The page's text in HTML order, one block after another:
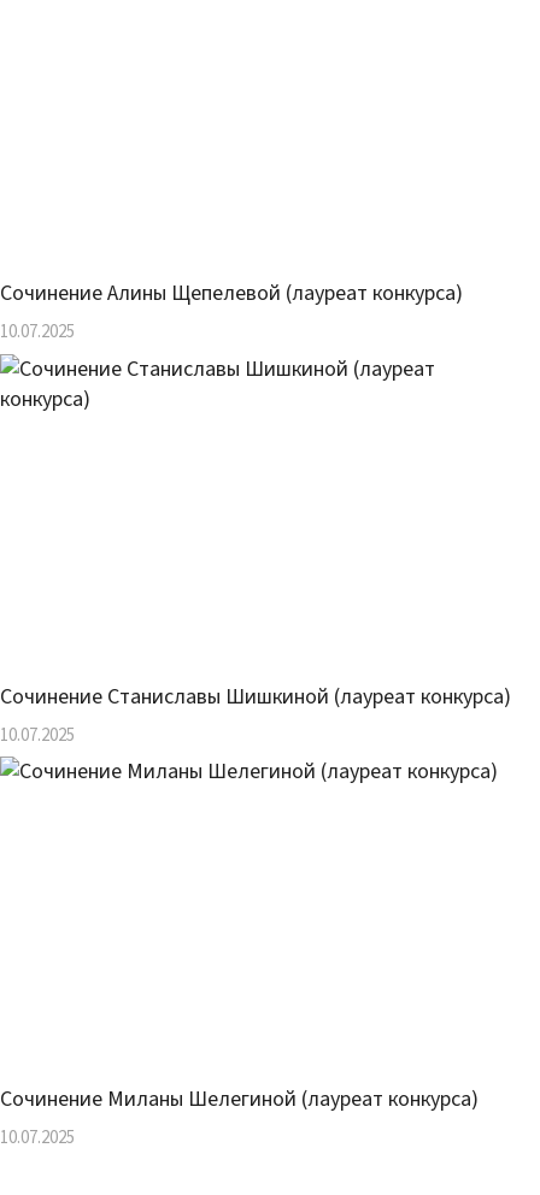
Сочинение Алины Щепелевой (лауреат конкурса)
10.07.2025
Сочинение Станиславы Шишкиной (лауреат конкурса)
10.07.2025
Сочинение Миланы Шелегиной (лауреат конкурса)
10.07.2025